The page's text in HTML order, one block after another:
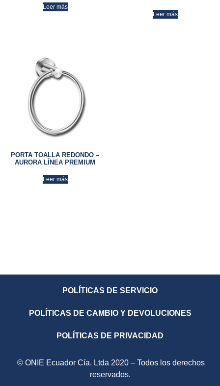
Leer más
Leer más
PORTA TOALLA REDONDO –
AURORA LÍNEA PREMIUM
Leer más
POLÍTICAS DE SERVICIO
POLÍTICAS DE CAMBIO Y DEVOLUCIONES
POLÍTICAS DE PRIVACIDAD
© ONIE Ecuador Cía. Ltda 2020 – Todos los derechos
reservados.